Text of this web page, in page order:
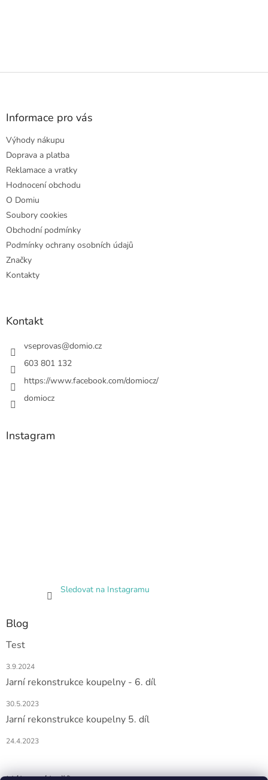
Z
Informace pro vás
Výhody nákupu
Doprava a platba
Reklamace a vratky
Hodnocení obchodu
O Domiu
Soubory cookies
Obchodní podmínky
Podmínky ochrany osobních údajů
Značky
Kontakty
Kontakt
vseprovas@domio.cz
603 801 132
https://www.facebook.com/domiocz/
domiocz
Instagram
Sledovat na Instagramu
Blog
Test
3.9.2024
Jarní rekonstrukce koupelny - 6. díl
30.5.2023
Jarní rekonstrukce koupelny 5. díl
24.4.2023